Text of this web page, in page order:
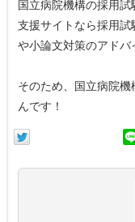
国立病院機構の採用
支援サイトなら採用
や小論文対策のアドバ
そのため、国立病院
んです！